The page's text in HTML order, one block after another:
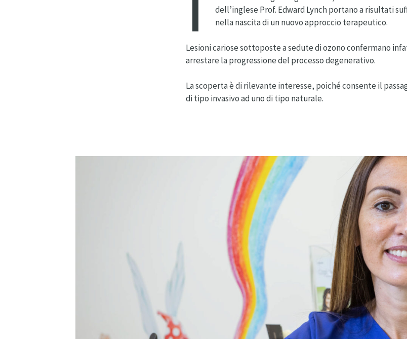
dell’inglese Prof. Edward Lynch portano a risultati
nella nascita di un nuovo approccio terapeutico.
Lesioni cariose sottoposte a sedute di ozono confermano
arrestare la progressione del processo degenerativo.
La scoperta è di rilevante interesse, poiché consente il
di tipo invasivo ad uno di tipo naturale.